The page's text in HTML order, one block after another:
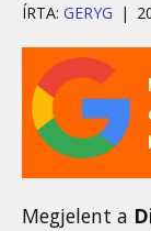
ÍRTA: GERYG
Megjelent a